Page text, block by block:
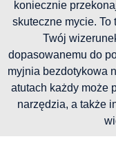
koniecznie
skuteczne mycie. To
Twój
dopasowanemu do
myjnia bezdotykowa
atutach każdy może
narzędzia, a także